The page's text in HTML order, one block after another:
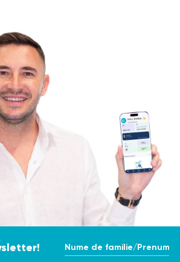
Nume de familie/Prenume *